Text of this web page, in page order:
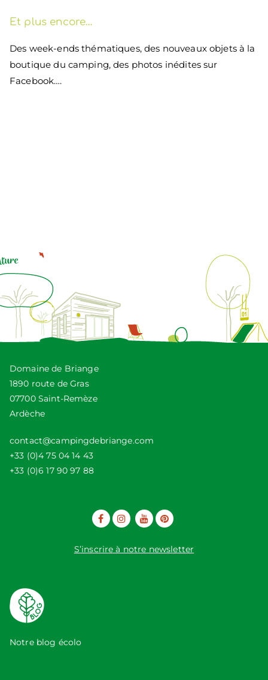
Et plus encore…
Des week-ends thématiques, des nouveaux objets à la
boutique du camping, des photos inédites sur
Facebook….
Domaine de Briange
1890 route de Gras
07700 Saint-Remèze
Ardèche
contact@campingdebriange.com
+33 (0)4 75 04 14 43
+33 (0)6 17 90 97 88
S’inscrire à notre newsletter
Notre blog écolo